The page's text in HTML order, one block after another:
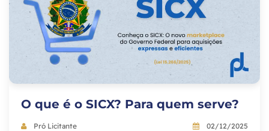
O que é o SICX? Para quem serve?
Pró Licitante 02/12/2025